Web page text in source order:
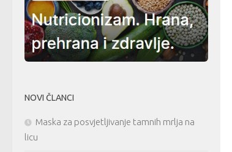
NOVI ČLANCI
Maska za posvjetljivanje tamnih mrlja na
licu